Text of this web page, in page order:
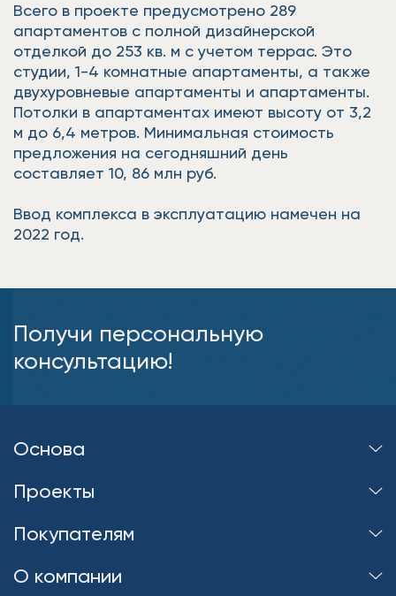
Всего в проекте предусмотрено 289
апартаментов с полной дизайнерской
отделкой до 253 кв. м с учетом террас. Это
студии, 1-4 комнатные апартаменты, а также
двухуровневые апартаменты и апартаменты.
Потолки в апартаментах имеют высоту от 3,2
м до 6,4 метров. Минимальная стоимость
предложения на сегодняшний день
составляет 10, 86 млн руб.
Ввод комплекса в эксплуатацию намечен на
2022 год.
Получи персональную
консультацию!
Основа
Проекты
Покупателям
О компании